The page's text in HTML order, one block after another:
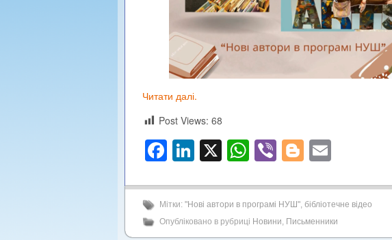
Читати далі.
Post Views: 68
Facebook
LinkedIn
X WhatsApp
ViberBlogger
Мітки: "Нові автори в програмі НУШ", бібліотечне відео
Опубліковано в рубриці Новини, Письменники